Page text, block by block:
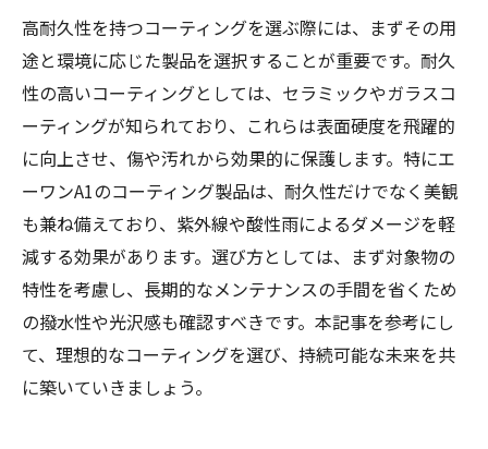
高耐久性を持つコーティングを選ぶ際には、まずその用
途と環境に応じた製品を選択することが重要です。耐久
性の高いコーティングとしては、セラミックやガラスコ
ーティングが知られており、これらは表面硬度を飛躍的
に向上させ、傷や汚れから効果的に保護します。特にエ
ーワンA1のコーティング製品は、耐久性だけでなく美観
も兼ね備えており、紫外線や酸性雨によるダメージを軽
減する効果があります。選び方としては、まず対象物の
特性を考慮し、長期的なメンテナンスの手間を省くため
の撥水性や光沢感も確認すべきです。本記事を参考にし
て、理想的なコーティングを選び、持続可能な未来を共
に築いていきましょう。